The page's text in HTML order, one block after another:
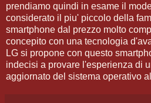
prendiamo quindi in esame il
considerato il piu' piccolo della
smartphone dal prezzo molto
concepito con una tecnologia
LG si propone con questo
indecisi a provare l'esperienza di
aggiornato del sistema operativo